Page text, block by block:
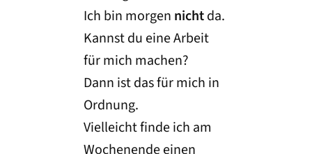
Ich bin morgen nichtda.
Kannst du eine Arbeit
für mich machen?
Dann ist das für mich in
Ordnung.
Vielleicht finde ich am
Wochenende einen